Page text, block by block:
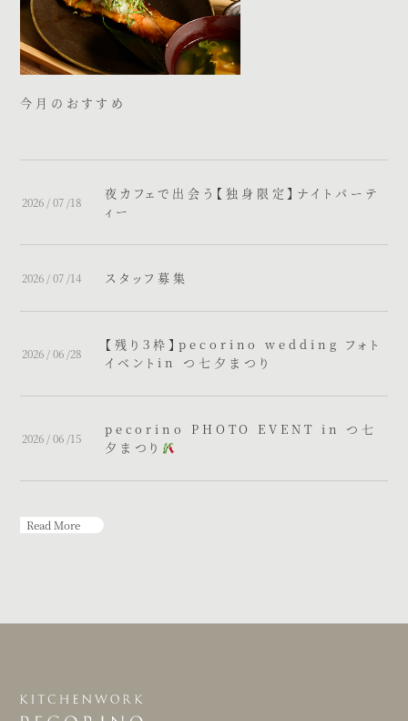
今月のおすすめ
2026 / 07 /18
夜カフェで出会う【独身限定】ナイトパーテ
ィー
2026 / 07 /14 スタッフ募集
2026 / 06 /28
【残り３枠】pecorino wedding フォト
イベントin つ七夕まつり
2026 / 06 /15
pecorino PHOTO EVENT in つ七
夕まつり
Read More